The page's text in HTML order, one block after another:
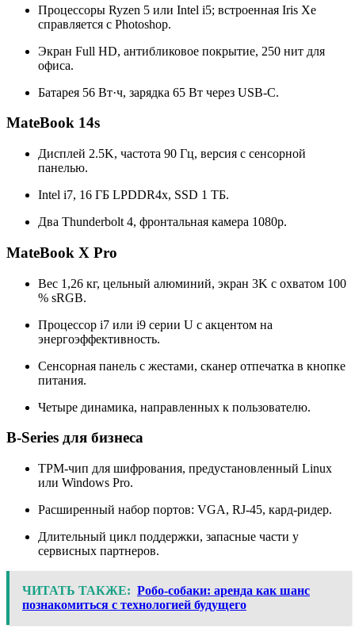
Процессоры Ryzen 5 или Intel i5; встроенная Iris Xe
справляется с Photoshop.
Экран Full HD, антибликовое покрытие, 250 нит для
офиса.
Батарея 56 Вт·ч, зарядка 65 Вт через USB-C.
MateBook 14s
Дисплей 2.5K, частота 90 Гц, версия с сенсорной
панелью.
Intel i7, 16 ГБ LPDDR4x, SSD 1 ТБ.
Два Thunderbolt 4, фронтальная камера 1080p.
MateBook X Pro
Вес 1,26 кг, цельный алюминий, экран 3K с охватом 100
% sRGB.
Процессор i7 или i9 серии U с акцентом на
энергоэффективность.
Сенсорная панель с жестами, сканер отпечатка в кнопке
питания.
Четыре динамика, направленных к пользователю.
B-Series для бизнеса
TPM-чип для шифрования, предустановленный Linux
или Windows Pro.
Расширенный набор портов: VGA, RJ-45, кард-ридер.
Длительный цикл поддержки, запасные части у
сервисных партнеров.
ЧИТАТЬ ТАКЖЕ: Робо-собаки: аренда как шанс
познакомиться с технологией будущего